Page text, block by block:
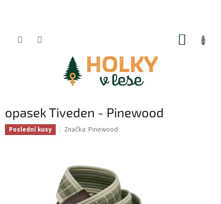
opasek Tiveden - Pinewood
Poslední kusy Značka: Pinewood